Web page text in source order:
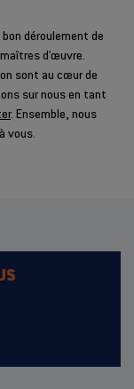
déroulement de
d'œuvre.
sont au cœur de
sur nous en tant
. Ensemble, nous
vous.